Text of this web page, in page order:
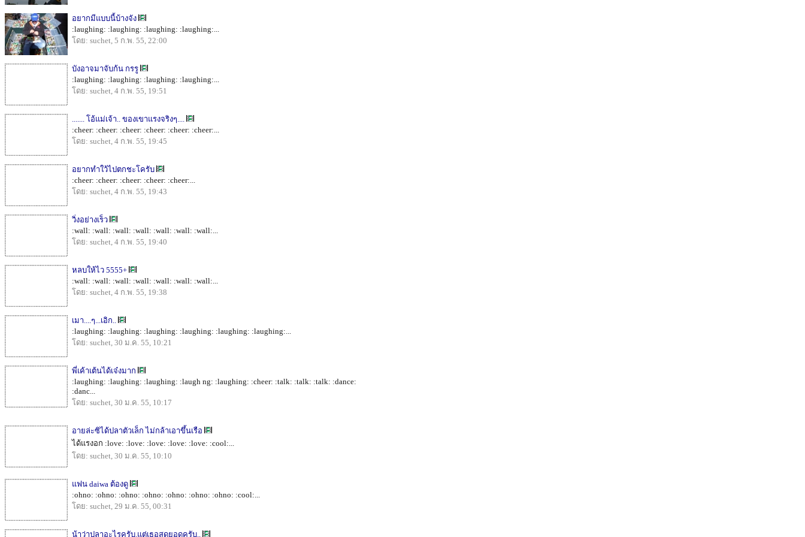
อยากมีแบบนี้บ้างจัง
:laughing: :laughing: :laughing: :laughing:...
โดย: suchet, 5 ก.พ. 55, 22:00
บังอาจมาจับก้น กรรู
:laughing: :laughing: :laughing: :laughing:...
โดย: suchet, 4 ก.พ. 55, 19:51
....... โอ้แม่เจ้า.. ของเขาแรงจริงๆ....
:cheer: :cheer: :cheer: :cheer: :cheer: :cheer:...
โดย: suchet, 4 ก.พ. 55, 19:45
อยากทำใว้ไปตกชะโครับ
:cheer: :cheer: :cheer: :cheer: :cheer:...
โดย: suchet, 4 ก.พ. 55, 19:43
วิ่งอย่างเร็ว
:wall: :wall: :wall: :wall: :wall: :wall: :wall:...
โดย: suchet, 4 ก.พ. 55, 19:40
หลบให้ไว 5555+
:wall: :wall: :wall: :wall: :wall: :wall: :wall:...
โดย: suchet, 4 ก.พ. 55, 19:38
เมา....ๆ...เอิก..
:laughing: :laughing: :laughing: :laughing: :laughing: :laughing:...
โดย: suchet, 30 ม.ค. 55, 10:21
พี่เค้าเต้นได้เจ๋งมาก
:laughing: :laughing: :laughing: :laugh ng: :laughing: :cheer: :talk: :talk: :talk: :dance:
:danc...
โดย: suchet, 30 ม.ค. 55, 10:17
อายล่ะซิได้ปลาตัวเล็ก ไม่กล้าเอาขึ้นเรือ
ได้แรงอก :love: :love: :love: :love: :love: :cool:...
โดย: suchet, 30 ม.ค. 55, 10:10
แฟน daiwa ต้องดู
:ohno: :ohno: :ohno: :ohno: :ohno: :ohno: :ohno: :cool:...
โดย: suchet, 29 ม.ค. 55, 00:31
น้าว่าปลาอะไรครับ.แต่เธอสุดยอดครับ..